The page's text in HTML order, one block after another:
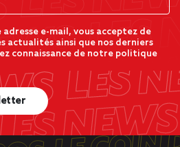
e-mail, vous acceptez de
actualités ainsi que nos derniers
connaissance de notre politique